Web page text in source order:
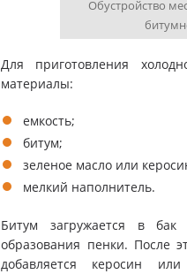
Обустройство
Для приготовления
материалы:
емкость;
битум;
зеленое масло или
мелкий наполнитель.
Битум загружается в
образования пенки. После
добавляется керосин